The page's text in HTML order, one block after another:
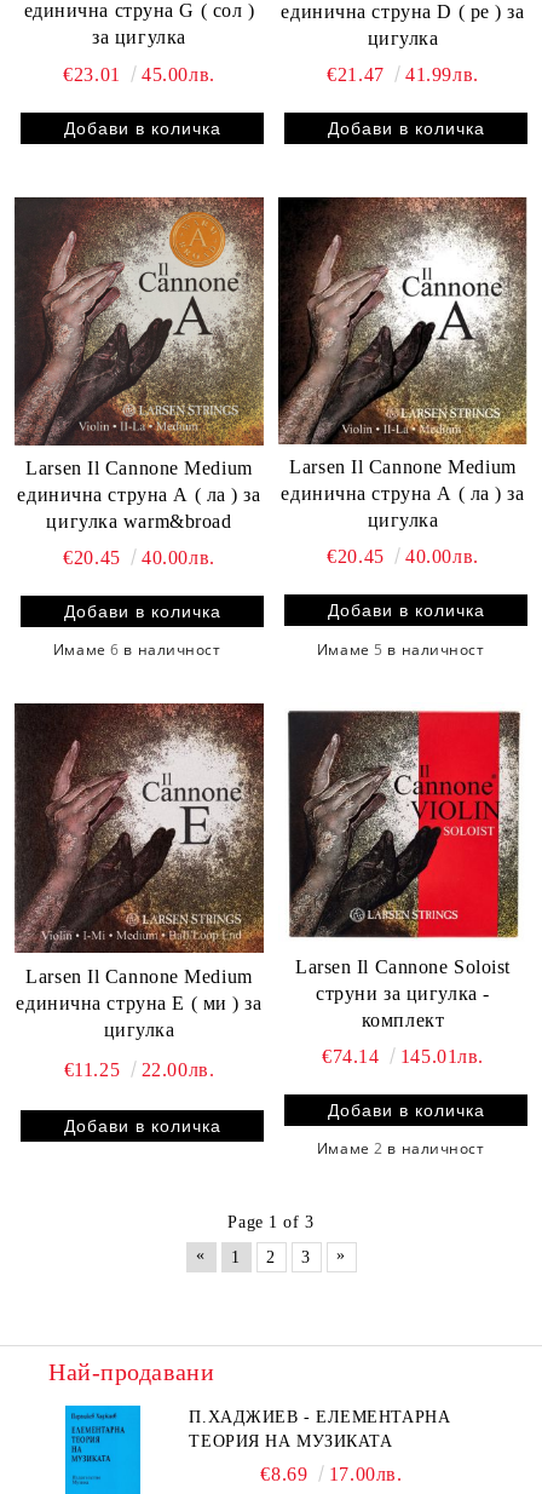
единична струна G ( сол )
за цигулка
€23.01
45.00лв.
единична струна D ( ре ) за
цигулка
€21.47
41.99лв.
Larsen Il Cannone Medium
единична струна А ( ла ) за
цигулка warm&broad
€20.45
40.00лв.
Имаме6 в наличност
Larsen Il Cannone Medium
единична струна А ( ла ) за
цигулка
€20.45
40.00лв.
Имаме 5 в наличност
Larsen Il Cannone Medium
единична струна Е ( ми ) за
цигулка
€11.25
22.00лв.
Larsen Il Cannone Soloist
струни за цигулка -
комплект
€74.14
145.01лв.
Имаме2 в наличност
Page 1 of 3
«
1 2 3 »
Най-продавани
П.ХАДЖИЕВ - ЕЛЕМЕНТАРНА
ТЕОРИЯ НА МУЗИКАТА
€8.69 17.00лв.